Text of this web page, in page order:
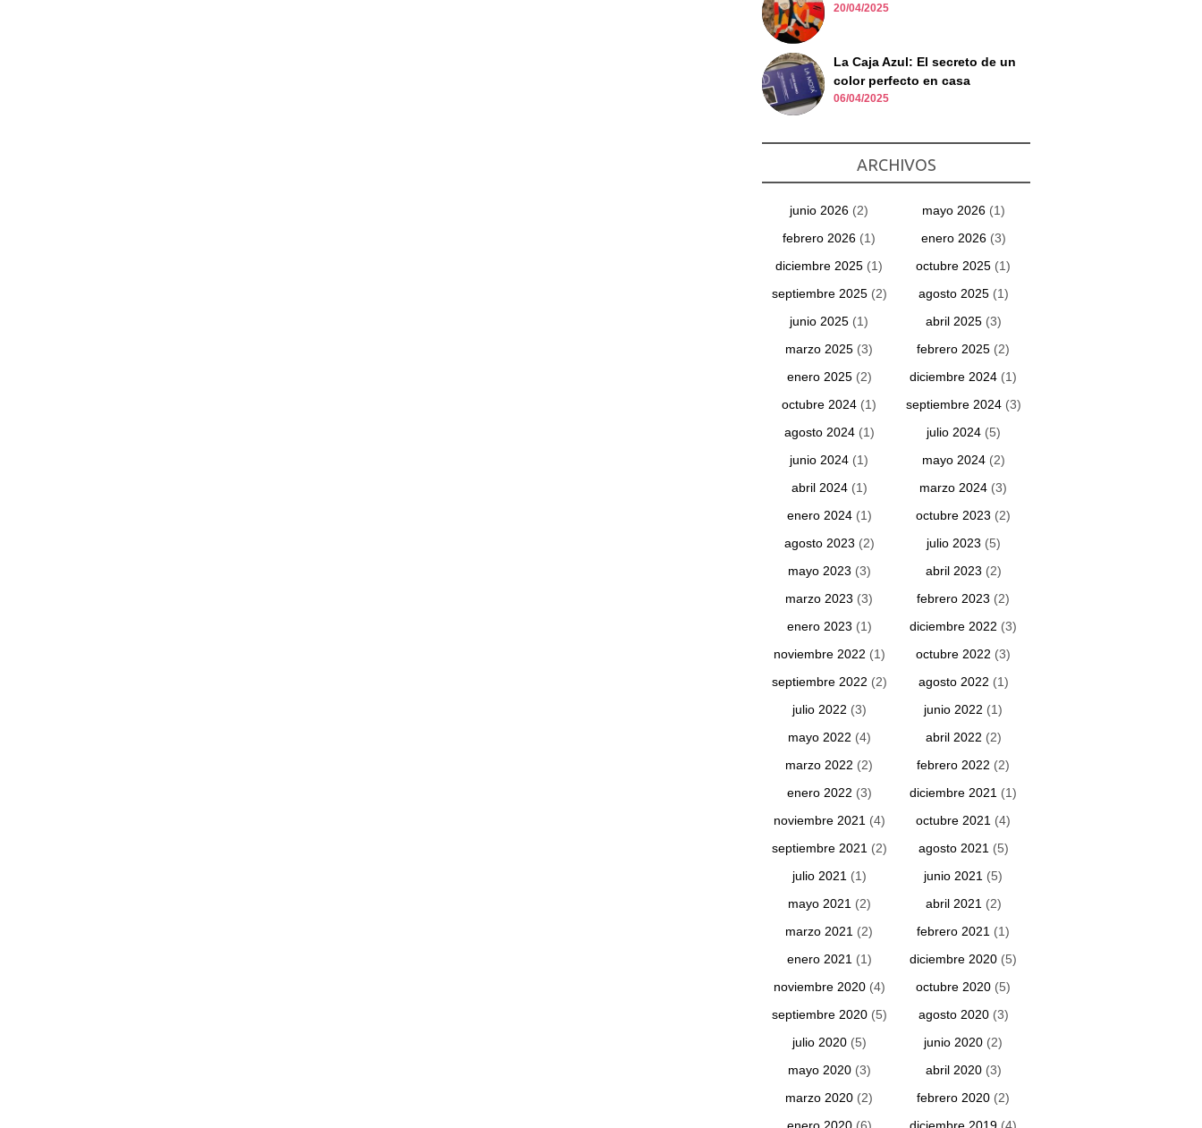
20/04/2025
La Caja Azul: El secreto de un
color perfecto en casa
06/04/2025
ARCHIVOS
junio 2026 (2) mayo 2026(1)
febrero 2026 (1) enero 2026(3)
diciembre 2025 (1) octubre 2025 (1)
septiembre 2025(2) agosto 2025(1)
junio 2025 (1) abril 2025(3)
marzo 2025 (3) febrero 2025 (2)
enero 2025(2) diciembre 2024 (1)
octubre 2024 (1) septiembre 2024(3)
agosto 2024(1) julio 2024(5)
junio 2024 (1) mayo 2024(2)
abril 2024(1) marzo 2024 (3)
enero 2024(1) octubre 2023 (2)
agosto 2023 (2) julio 2023 (5)
mayo 2023 (3) abril 2023 (2)
marzo 2023 (3) febrero 2023 (2)
enero 2023 (1) diciembre 2022 (3)
noviembre 2022 (1) octubre 2022 (3)
septiembre 2022 (2) agosto 2022 (1)
julio 2022 (3) junio 2022 (1)
mayo 2022 (4) abril 2022 (2)
marzo 2022 (2) febrero 2022 (2)
enero 2022 (3) diciembre 2021 (1)
noviembre 2021 (4) octubre 2021 (4)
septiembre 2021 (2) agosto 2021 (5)
julio 2021 (1) junio 2021 (5)
mayo 2021 (2) abril 2021 (2)
marzo 2021 (2) febrero 2021 (1)
enero 2021 (1) diciembre 2020 (5)
noviembre 2020(4) octubre 2020 (5)
septiembre 2020(5) agosto 2020(3)
julio 2020(5) junio 2020 (2)
mayo 2020(3) abril 2020(3)
marzo 2020 (2) febrero 2020 (2)